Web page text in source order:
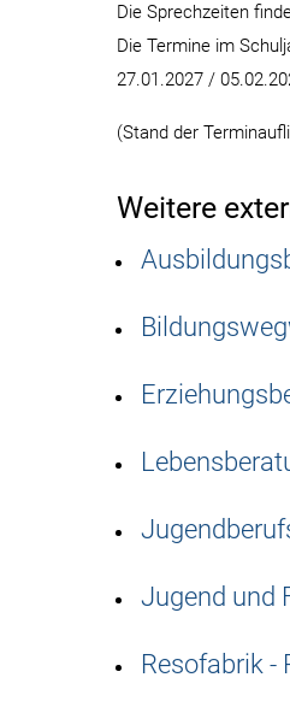
Die Sprechzeiten
Die Termine im
27.01.2027 /
(Stand der
Weitere
Jugend und
Resofabrik -